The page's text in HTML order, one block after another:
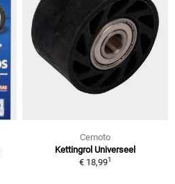
Cemoto
Kettingrol Universeel
€ 18,991